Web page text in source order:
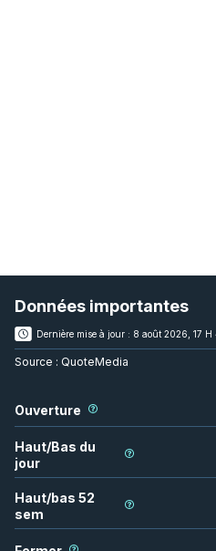
Données importantes
Dernière mise à jour : 8 août 2026, 17 H
Source : QuoteMedia
Ouverture
Haut/Bas du
jour
Haut/bas 52
sem